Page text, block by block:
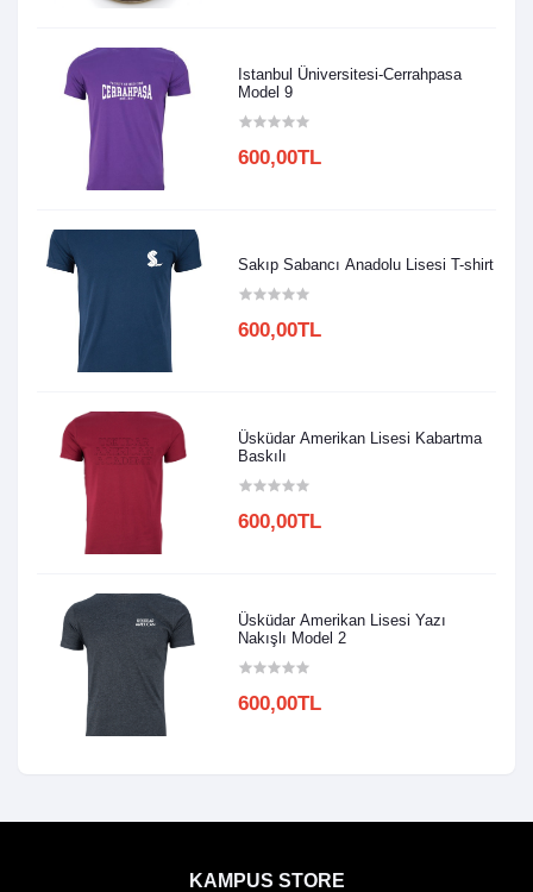
Istanbul Üniversitesi-Cerrahpasa
Model 9
600,00TL
Sakıp Sabancı Anadolu Lisesi T-shirt
600,00TL
Üsküdar Amerikan Lisesi Kabartma
Baskılı
600,00TL
Üsküdar Amerikan Lisesi Yazı
Nakışlı Model 2
600,00TL
KAMPUS STORE